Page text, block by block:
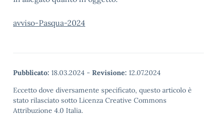
avviso-Pasqua-2024
Pubblicato: 18.03.2024 - Revisione: 12.07.2024
Eccetto dove diversamente specificato, questo articolo è
stato rilasciato sotto Licenza Creative Commons
Attribuzione 4.0 Italia.